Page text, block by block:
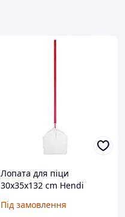
Лопата для піци
30х35х132 cm Hendi
Під замовлення